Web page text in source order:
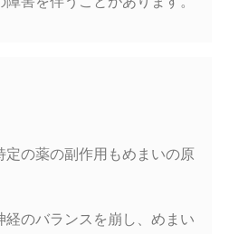
の薬の副作用もめまいの原
のバランスを崩し、めまい